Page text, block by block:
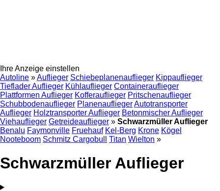
Ihre Anzeige einstellen
Autoline »Auflieger Schiebeplanenauflieger Kippauflieger
Tieflader Auflieger Kühlauflieger Containerauflieger
Plattformen Auflieger Kofferauflieger Pritschenauflieger
Schubbodenauflieger PlanenaufliegerAutotransporter
Auflieger Holztransporter Auflieger Betonmischer Auflieger
Viehauflieger Getreideauflieger » Schwarzmüller Auflieger
Benalu Faymonville Fruehauf Kel-Berg Krone Kögel
Nooteboom Schmitz Cargobull Titan Wielton »
Schwarzmüller Auflieger